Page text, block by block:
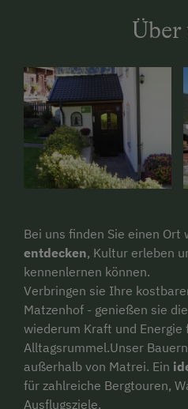
Über
Bei uns finden Sie einen Ort
entdecken, Kultur erleben
kennenlernen können.
Verbringen sie Ihre
Matzenhof - genießen sie
wiederum Kraft und Energie
Alltagsrummel.Unser
außerhalb von Matrei. Ein
für zahlreiche Bergtouren,
Ausflugsziele.